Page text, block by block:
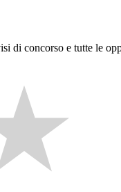
di concorso e tutte le